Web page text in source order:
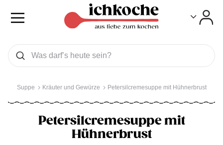
Was wollen Sie suchen
Suchen
Suppe Kräuter und Gewürze Petersilcremesuppe mit Hühnerbrust
Petersilcremesuppe mit
Hühnerbrust